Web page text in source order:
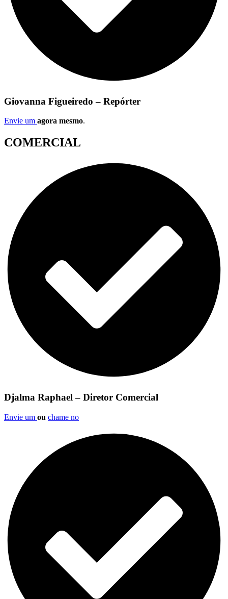
Giovanna Figueiredo – Repórter
Envie um agora mesmo.
COMERCIAL
Djalma Raphael – Diretor Comercial
Envie um ou chame no